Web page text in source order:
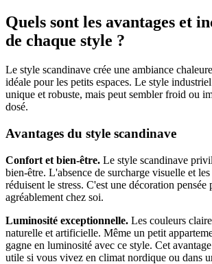
Quels sont les avantages et
de chaque style ?
Le style scandinave crée une ambiance
idéale pour les petits espaces. Le style
unique et robuste, mais peut sembler froid ou
dosé.
Avantages du style scandinave
Confort et bien-être. Le style scandinave
bien-être. L'absence de surcharge visuelle et
réduisent le stress. C'est une décoration pensée
agréablement chez soi.
Luminosité exceptionnelle. Les couleurs
naturelle et artificielle. Même un petit
gagne en luminosité avec ce style. Cet
utile si vous vivez en climat nordique ou dans